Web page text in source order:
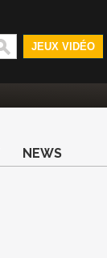
JEUX VIDÉO
NEWS